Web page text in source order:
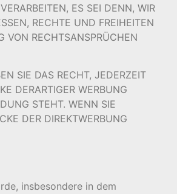
ES SEI DENN, WIR
RECHTE UND FREIHEITEN
VON RECHTSANSPRÜCHEN
SIE DAS RECHT, JEDERZEIT
DERARTIGER WERBUNG
STEHT. WENN SIE
DER DIREKTWERBUNG
insbesondere in dem